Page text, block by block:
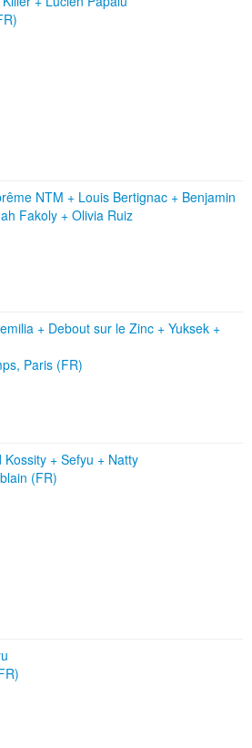
NTM + Louis Bertignac + Benjamin
Fakoly + Olivia Ruiz
+ Debout sur le Zinc + Yuksek +
Paris (FR)
Kossity + Sefyu + Natty
(FR)